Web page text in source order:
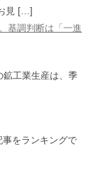
見 […]
基調判断は「一進
鉱工業生産は、季
をランキングで